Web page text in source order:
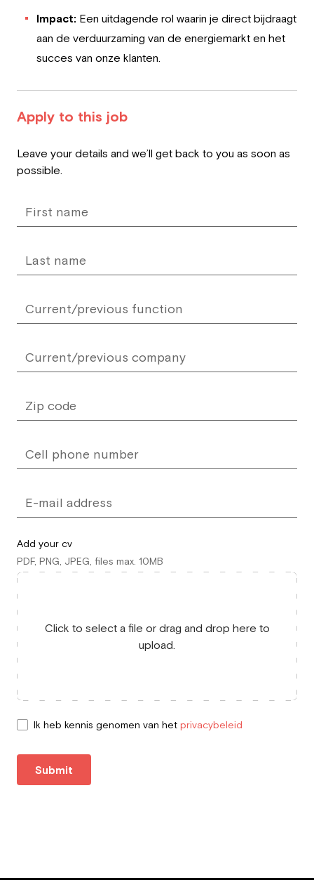
Impact: Een uitdagende rol waarin je direct bijdraagt
aan de verduurzaming van de energiemarkt en het
succes van onze klanten.
Apply to this job
field
Leave your details and we’ll get back to you as soon as
possible.
Add your cv
PDF, PNG, JPEG, files max. 10MB
Click to select a file or drag and drop here to
upload.
Ik heb kennis genomen van het privacybeleid
Submit